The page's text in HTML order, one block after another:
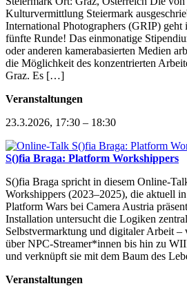
Kulturvermittlung Steiermark
International Photographers (GRIP)
fünfte Runde! Das einmonatige
oder anderen kamerabasierten Medien
die Möglichkeit des konzentrierten
Graz. Es […]
Veranstaltungen
23.3.2026, 17:30 – 18:30
S()fia Braga: Platform Workshippers
S()fia Braga spricht in diesem Online-
Workshippers (2023–2025), die aktuell
Platform Wars bei Camera Austria
Installation untersucht die Logiken
Selbstvermarktung und digitaler Arbeit
über NPC-Streamer*innen bis hin zu
und verknüpft sie mit dem Baum des
Veranstaltungen